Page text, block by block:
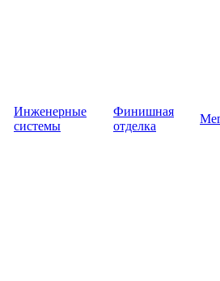
Инженерные
системы
Финишная
отделка